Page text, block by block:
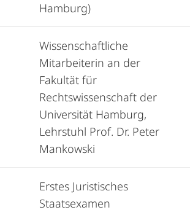
Hamburg)
Wissenschaftliche
Mitarbeiterin an der
Fakultät für
Rechtswissenschaft der
Universität Hamburg,
Lehrstuhl Prof. Dr. Peter
Mankowski
Erstes Juristisches
Staatsexamen